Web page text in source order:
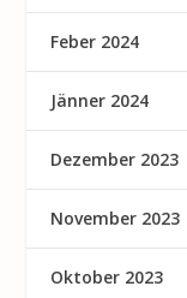
Feber 2024
Jänner 2024
Dezember 2023
November 2023
Oktober 2023